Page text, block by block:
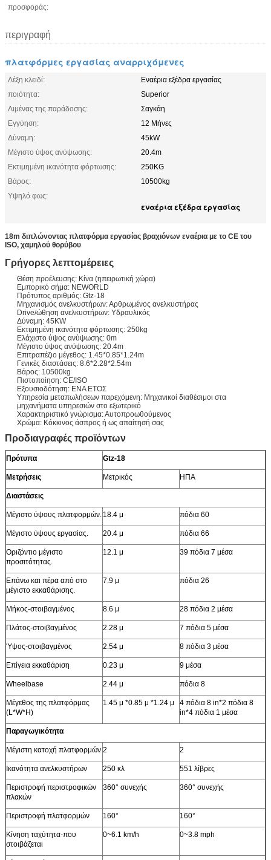
προσφοράς:
περιγραφή
πλατφόρμες εργασίας αναρριχόμενες
Λέξη κλειδί:
Εναέρια εξέδρα εργασίας
ποιότητα:
Superior
Λιμένας της παράδοσης:
Σαγκάη
Εγγύηση:
12 Μήνες
Δύναμη:
45kW
Μέγιστο ύψος ανύψωσης:
20.4m
Εκτιμημένη ικανότητα φόρτωσης:
250KG
Βάρος:
10500kg
Υψηλό φως:
εναέρια εξέδρα εργασίας
18m διπλώνοντας πλατφόρμα εργασίας βραχιόνων εναέρια με το CE του
ISO, χαμηλού θορύβου
Γρήγορες λεπτομέρειες
Θέση προέλευσης: Κίνα (ηπειρωτική χώρα)
Εμπορικό σήμα: NEWORLD
Πρότυπος αριθμός: Gtz-18
Μηχανισμός ανελκυστήρων: Αρθρωμένος ανελκυστήρας
Drive/ώθηση ανελκυστήρων: Υδραυλικός
Δύναμη: 45KW
Εκτιμημένη ικανότητα φόρτωσης: 250kg
Ελάχιστο ύψος ανύψωσης: 0m
Μέγιστο ύψος ανύψωσης: 20.4m
Επιτραπέζιο μέγεθος: 1.45*0.85*1.24m
Γενικές διαστάσεις: 8.6*2.28*2.54m
Βάρος: 10500kg
Πιστοποίηση: CE/ISO
Εξουσιοδότηση: ΕΝΑ ΕΤΟΣ
Υπηρεσία μεταπωλήσεων παρεχόμενη: Μηχανικοί διαθέσιμοι στα
μηχανήματα υπηρεσιών στο εξωτερικό
Χαρακτηριστικό γνώρισμα: Αυτοπροωθούμενος
Χρώμα: Κόκκινος άσπρος ή ως απαίτησή σας
Προδιαγραφές προϊόντων
Πρότυπα Gtz-18
Μετρήσεις Μετρικός ΗΠΑ
Διαστάσεις
Μέγιστο ύψους πλατφορμών. 18.4 μ πόδια 60
Μέγιστο ύψους εργασίας. 20.4 μ πόδια 66
Οριζόντιο μέγιστο
προσιτότητας.
12.1 μ 39 πόδια 7 μέσα
Επάνω και πέρα από στο
μέγιστο εκκαθάρισης.
7.9 μ πόδια 26
Μήκος-στοιβαγμένος 8.6 μ 28 πόδια 2 μέσα
Πλάτος-στοιβαγμένος 2.28 μ 7 πόδια 5 μέσα
Ύψος-στοιβαγμένος 2.54 μ 8 πόδια 3 μέσα
Επίγεια εκκαθάριση 0.23 μ 9 μέσα
Wheelbase 2.44 μ πόδια 8
Μέγεθος της πλατφόρμας
(L*W*H)
1.45 μ *0.85 μ *1.24 μ
4 πόδια 8 in*2 πόδια 8
in*4 πόδια 1 μέσα
Παραγωγικότητα
Μέγιστη κατοχή πλατφορμών 2 2
Ικανότητα ανελκυστήρων 250 κλ 551 λίβρες
Περιστροφή περιστροφικών
πλακών
360° συνεχής 360° συνεχής
Περιστροφή πλατφορμών 160° 160°
Κίνηση ταχύτητα-που
στοιβάζεται
0~6.1 km/h 0~3.8 mph